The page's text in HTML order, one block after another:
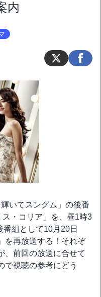
内
いてスングム」の後番
・コリア」を、昼1時3
組として10月20日
を再放送する！それぞ
、前回の放送に合せて
で視聴の参考にどう